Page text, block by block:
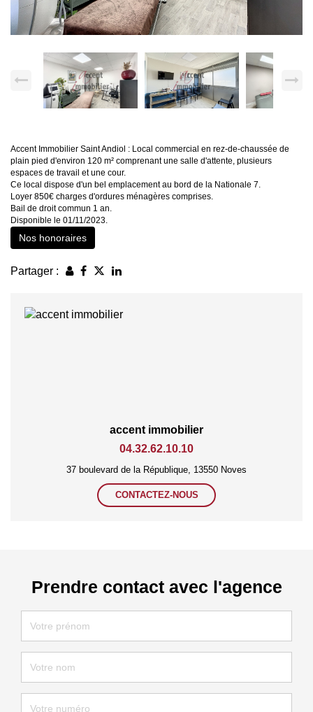
Accent Immobilier Saint Andiol : Local commercial en rez-de-chaussée de
plain pied d'environ 120 m² comprenant une salle d'attente, plusieurs
espaces de travail et une cour.
Ce local dispose d'un bel emplacement au bord de la Nationale 7.
Loyer 850€ charges d'ordures ménagères comprises.
Bail de droit commun 1 an.
Disponible le 01/11/2023.
Nos honoraires
Partager :
accent immobilier
04.32.62.10.10
37 boulevard de la République, 13550 Noves
CONTACTEZ-NOUS
Prendre contact avec l'agence